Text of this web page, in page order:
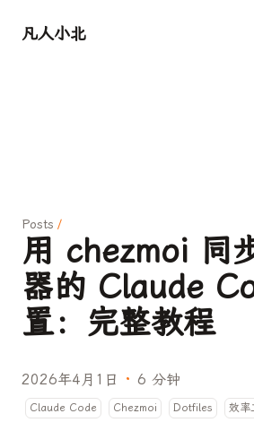
凡人小北
Posts /
用 chezmoi 同
器的 Claude
置：完整教程
2026年4月1日 · 6 分钟
Claude Code Chezmoi Dotfiles 效率